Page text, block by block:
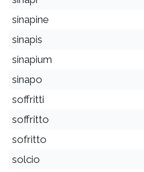
sinapine
sinapis
sinapium
sinapo
soffritti
soffritto
sofritto
solcio